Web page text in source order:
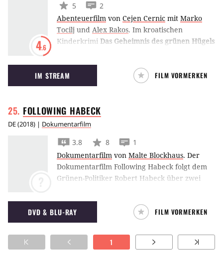
4.6
5
2
Abenteuerfilm von Cejen Cernic mit Marko
Tocilj und Alex Rakos. Im kroatischen
Kinderkrimi Das Geheimnis des grünen Hügels
fassen, der in ihrem Dorf sein Unwesen treibt.
IM STREAM FILM VORMERKEN
FOLLOWING HABECK
DE(2018) | Dokumentarfilm
3.8 8
1
Dokumentarfilm von Malte Blockhaus. Der
Dokumentarfilm Following Habeck folgt dem
Grünen-Politiker Robert Habeck über zwei
Spitzenkandidat für die Bundestagswahl
aufstellen zu lassen.
DVD & BLU-RAY FILM VORMERKEN
1